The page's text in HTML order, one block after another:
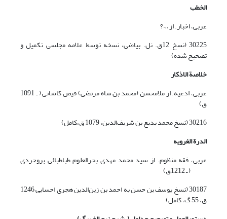
الخطب
عربی، اخبار. از …؟
30225 (نسخ 12ق. نل. بیاضی، نسخه توسط علامه مجلسی تکمیل و
تصحیح شده)
خلاصةالاذکار
عربی، ادعیه. از ملامحسن (‌محمد بن شاه مرتضی) فیض کاشانی ( ـ 1091
ق)
30216 (نسخ محمد بدیع بن شریف‌الدین، 1079 ق،کامل)
الدرةالغرویه
عربی، فقه منظوم. از سید محمد مهدی بحرالعلوم طباطبائی بروجردی
( ـ 1212ق)
30187 (نسخ یوسف بن حسن به احمد بن زین‌الدین هجری احسایی 1246
ق، 55 گ، کامل)